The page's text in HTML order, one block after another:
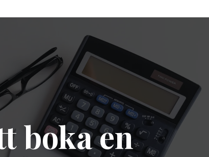
boka en